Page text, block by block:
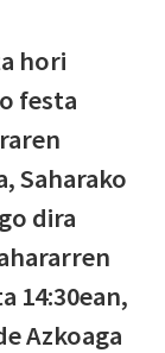
hori
festa
Saharako
dira
14:30ean,
Azkoaga